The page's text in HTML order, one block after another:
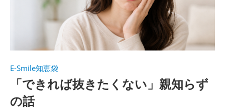
E-Smile知恵袋
「できれば抜きたくない」親知らず
の話